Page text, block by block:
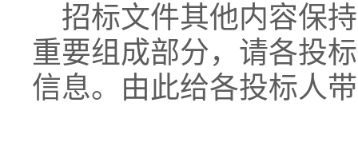
招标文件其他内容保
重要组成部分，请各投
信息。由此给各投标人